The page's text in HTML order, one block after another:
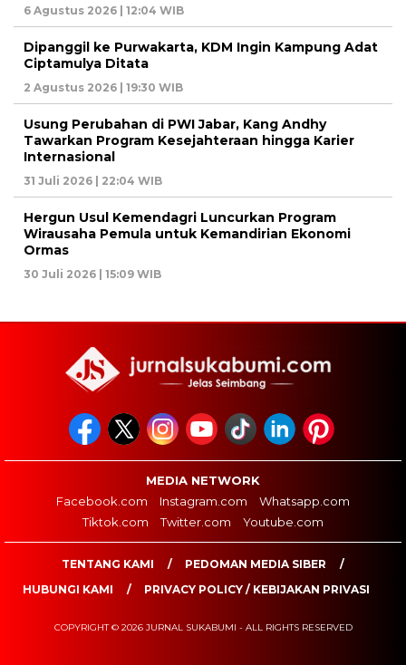
6 Agustus 2026 | 12:04 WIB
Dipanggil ke Purwakarta, KDM Ingin Kampung Adat
Ciptamulya Ditata
2 Agustus 2026 | 19:30 WIB
Usung Perubahan di PWI Jabar, Kang Andhy
Tawarkan Program Kesejahteraan hingga Karier
Internasional
31 Juli 2026 | 22:04 WIB
Hergun Usul Kemendagri Luncurkan Program
Wirausaha Pemula untuk Kemandirian Ekonomi
Ormas
30 Juli 2026 | 15:09 WIB
MEDIA NETWORK
Facebook.com
Instagram.com
Whatsapp.com
Tiktok.com
Twitter.com Youtube.com
TENTANG KAMI
PEDOMAN MEDIA SIBER
HUBUNGI KAMI
PRIVACY POLICY / KEBIJAKAN PRIVASI
COPYRIGHT © 2026 JURNAL SUKABUMI - ALL RIGHTS RESERVED